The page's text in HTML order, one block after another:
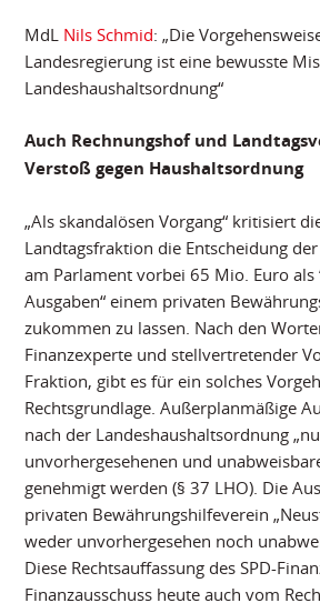
MdL Nils Schmid: „Die
Landesregierung ist eine bewusste
Landeshaushaltsordnung“
Auch Rechnungshof und
Verstoß gegen Haushaltsordnung
„Als skandalösen Vorgang“ kritisiert
Landtagsfraktion die Entscheidung
am Parlament vorbei 65 Mio. Euro als
Ausgaben“ einem privaten
zukommen zu lassen. Nach den
Finanzexperte und stellvertretender
Fraktion, gibt es für ein solches
Rechtsgrundlage. Außerplanmäßige
nach der Landeshaushaltsordnung
unvorhergesehenen und
genehmigt werden (§ 37 LHO). Die
privaten Bewährungshilfeverein
weder unvorhergesehen noch
Diese Rechtsauffassung des SPD-
Finanzausschuss heute auch vom